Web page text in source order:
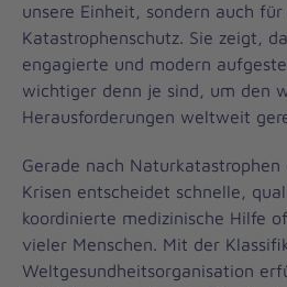
unsere Einheit, sondern auch
Katastrophenschutz. Sie zeigt,
engagierte und modern
wichtiger denn je sind, um den
Herausforderungen weltweit
Gerade nach
Krisen entscheidet schnelle,
koordinierte medizinische Hilfe
vieler Menschen. Mit der
Weltgesundheitsorganisation